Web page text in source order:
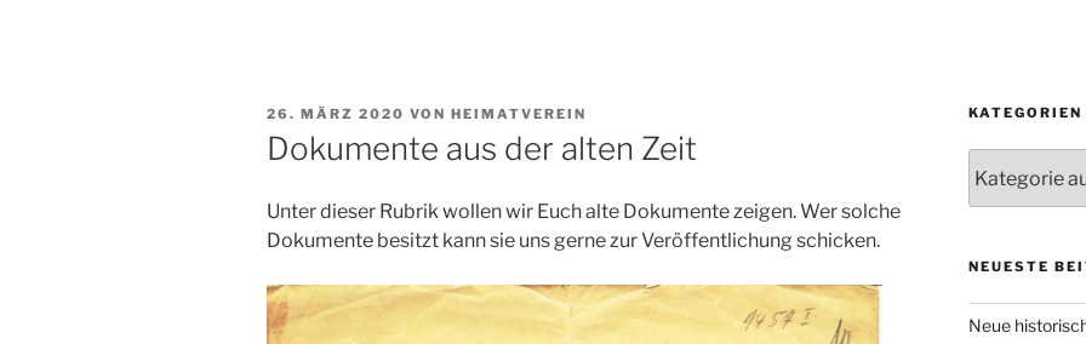
VERÖFFENTLICHT
AM
26. MÄRZ 2020 VON HEIMATVEREIN
Dokumente aus der alten Zeit
Unter dieser Rubrik wollen wir Euch alte Dokumente zeigen. Wer solche
Dokumente besitzt kann sie uns gerne zur Veröffentlichung schicken.
KATEGORIEN
NEUESTE
Neue